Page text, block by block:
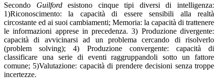
Secondo Guilfordesistono cinque tipi diversi di intelligenza:
1)Riconoscimento: la capacità di essere sensibili alla realtà
circostante ed ai suoi cambiamenti; Memoria: la capacità di trattenere
le informazioni apprese in precedenza. 3) Produzione divergente:
capacità di avvicinarsi ad un problema cercando di risolverlo
(problem solving); 4) Produzione convergente: capacità di
classificare una serie di eventi raggruppandoli sotto un fattore
comune; 5)Valutazione: capacità di prendere decisioni senza troppe
incertezze.